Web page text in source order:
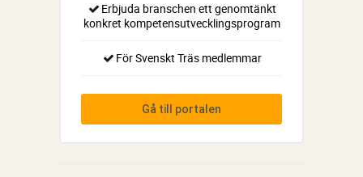
Erbjuda branschen ett genomtänkt
konkret kompetensutvecklingsprogram
För Svenskt Träs medlemmar
Gå till portalen